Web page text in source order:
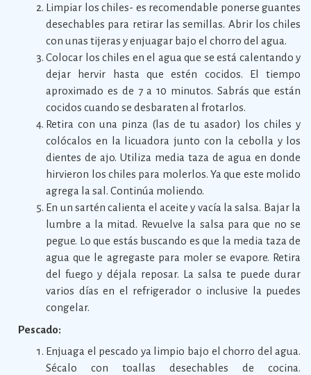
Limpiar los chiles- es recomendable ponerse guantes
desechables para retirar las semillas. Abrir los chiles
con unas tijeras y enjuagar bajo el chorro del agua.
Colocar los chiles en el agua que se está calentando y
dejar hervir hasta que estén cocidos. El tiempo
aproximado es de 7 a 10 minutos. Sabrás que están
cocidos cuando se desbaraten al frotarlos.
Retira con una pinza (las de tu asador) los chiles y
colócalos en la licuadora junto con la cebolla y los
dientes de ajo. Utiliza media taza de agua en donde
hirvieron los chiles para molerlos. Ya que este molido
agrega la sal. Continúa moliendo.
En un sartén calienta el aceite y vacía la salsa. Bajar la
lumbre a la mitad. Revuelve la salsa para que no se
pegue. Lo que estás buscando es que la media taza de
agua que le agregaste para moler se evapore. Retira
del fuego y déjala reposar. La salsa te puede durar
varios días en el refrigerador o inclusive la puedes
congelar.
Pescado:
Enjuaga el pescado ya limpio bajo el chorro del agua.
Sécalo con toallas desechables de cocina.